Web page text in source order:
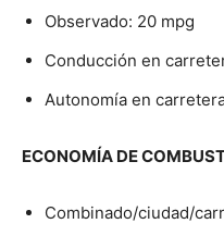
Observado: 20 mpg
Conducción en
Autonomía en
ECONOMÍA DE
Combinado/ciudad/